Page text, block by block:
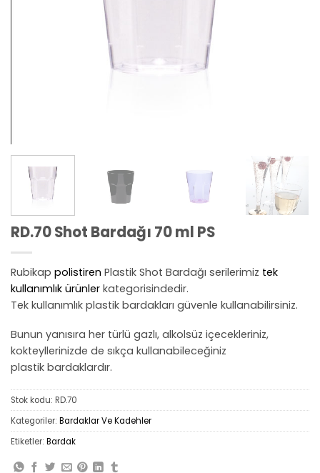
RD.70 Shot Bardağı 70 ml PS
Rubikap polistiren Plastik Shot Bardağı serilerimiz tek
kullanımlık ürünler kategorisindedir.
Tek kullanımlık plastik bardakları güvenle kullanabilirsiniz.
Bunun yanısıra her türlü gazlı, alkolsüz içecekleriniz,
kokteyllerinizde de sıkça kullanabileceğiniz
plastik bardaklardır.
Stok kodu: RD.70
Kategoriler: Bardaklar Ve Kadehler
Etiketler: Bardak